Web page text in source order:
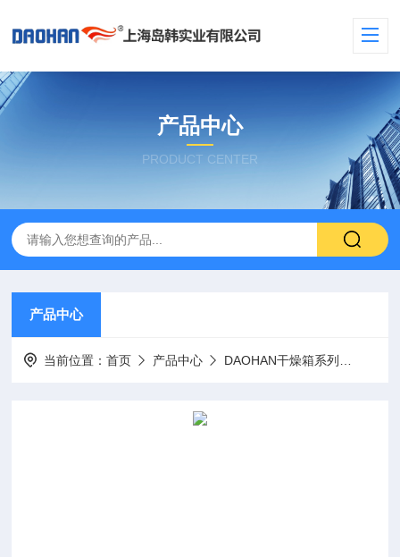
产品中心
PRODUCT CENTER
产品中心
当前位置：首页 产品中心 DAOHAN干燥箱系列